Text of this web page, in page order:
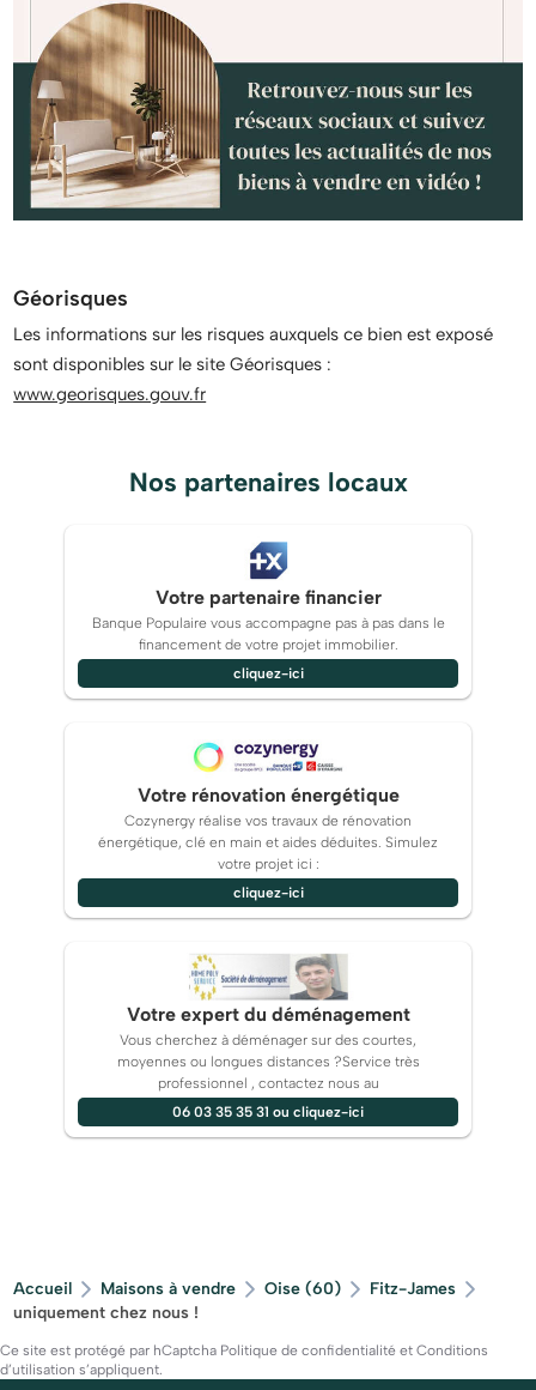
Géorisques
Les informations sur les risques auxquels ce bien est exposé
sont disponibles sur le site Géorisques :
www.georisques.gouv.fr
Nos partenaires locaux
Votre partenaire financier
Banque Populaire vous accompagne pas à pas dans le
financement de votre projet immobilier.
cliquez-ici
Votre rénovation énergétique
Cozynergy réalise vos travaux de rénovation
énergétique, clé en main et aides déduites. Simulez
votre projet ici :
cliquez-ici
Votre expert du déménagement
Vous cherchez à déménager sur des courtes,
moyennes ou longues distances ?Service très
professionnel , contactez nous au
06 03 35 35 31 ou cliquez-ici
Accueil Maisons à vendre Oise (60)
Fitz-James
uniquement chez nous !
Ce site est protégé par hCaptcha Politique de confidentialité et Conditions
d’utilisation s’appliquent.